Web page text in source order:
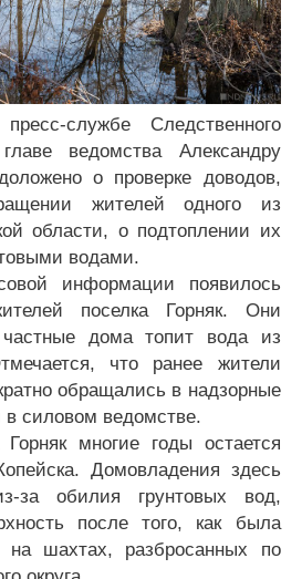
службе Следственного
ведомства Александру
о проверке доводов,
жителей одного из
области, о подтоплении их
водами.
информации появилось
поселка Горняк. Они
дома топит вода из
что ранее жители
обращались в надзорные
в силовом ведомстве.
многие годы остается
Домовладения здесь
за обилия грунтовых вод,
после того, как была
на шахтах, разбросанных по